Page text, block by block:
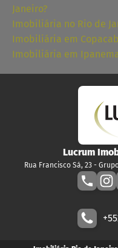
Janeiro?
Imobiliária no Rio de
Imobiliária em
Imobiliária em
Lucrum
Rua Francisco Sá, 23 -